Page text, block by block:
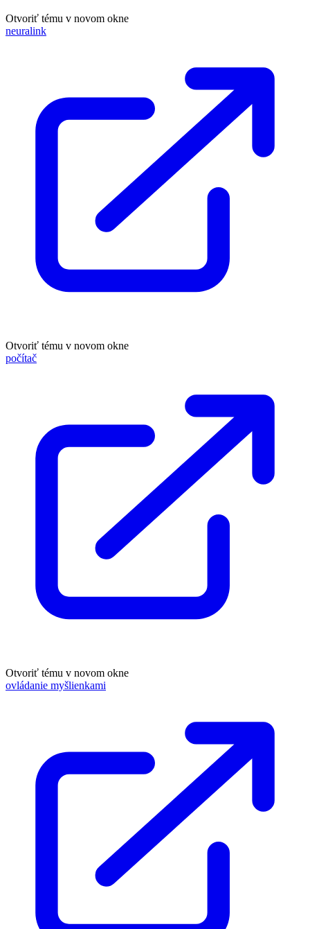
Otvoriť tému v novom okne
neuralink
Otvoriť tému v novom okne
počítač
Otvoriť tému v novom okne
ovládanie myšlienkami